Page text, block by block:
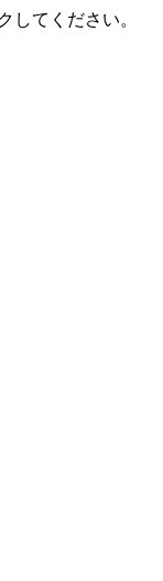
してください。